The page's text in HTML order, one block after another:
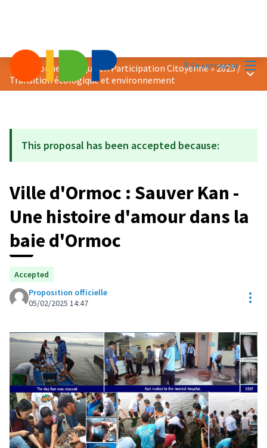
Se connecter
Prix « Bonne Pratique en Participation Citoyenne » 2025 /
Transition écologique et environnement
This proposal has been accepted because:
Ville d'Ormoc : Sauver Kan -
Une histoire d'amour dans la
baie d'Ormoc
Accepted
Proposition officielle
05/02/2025 14:47